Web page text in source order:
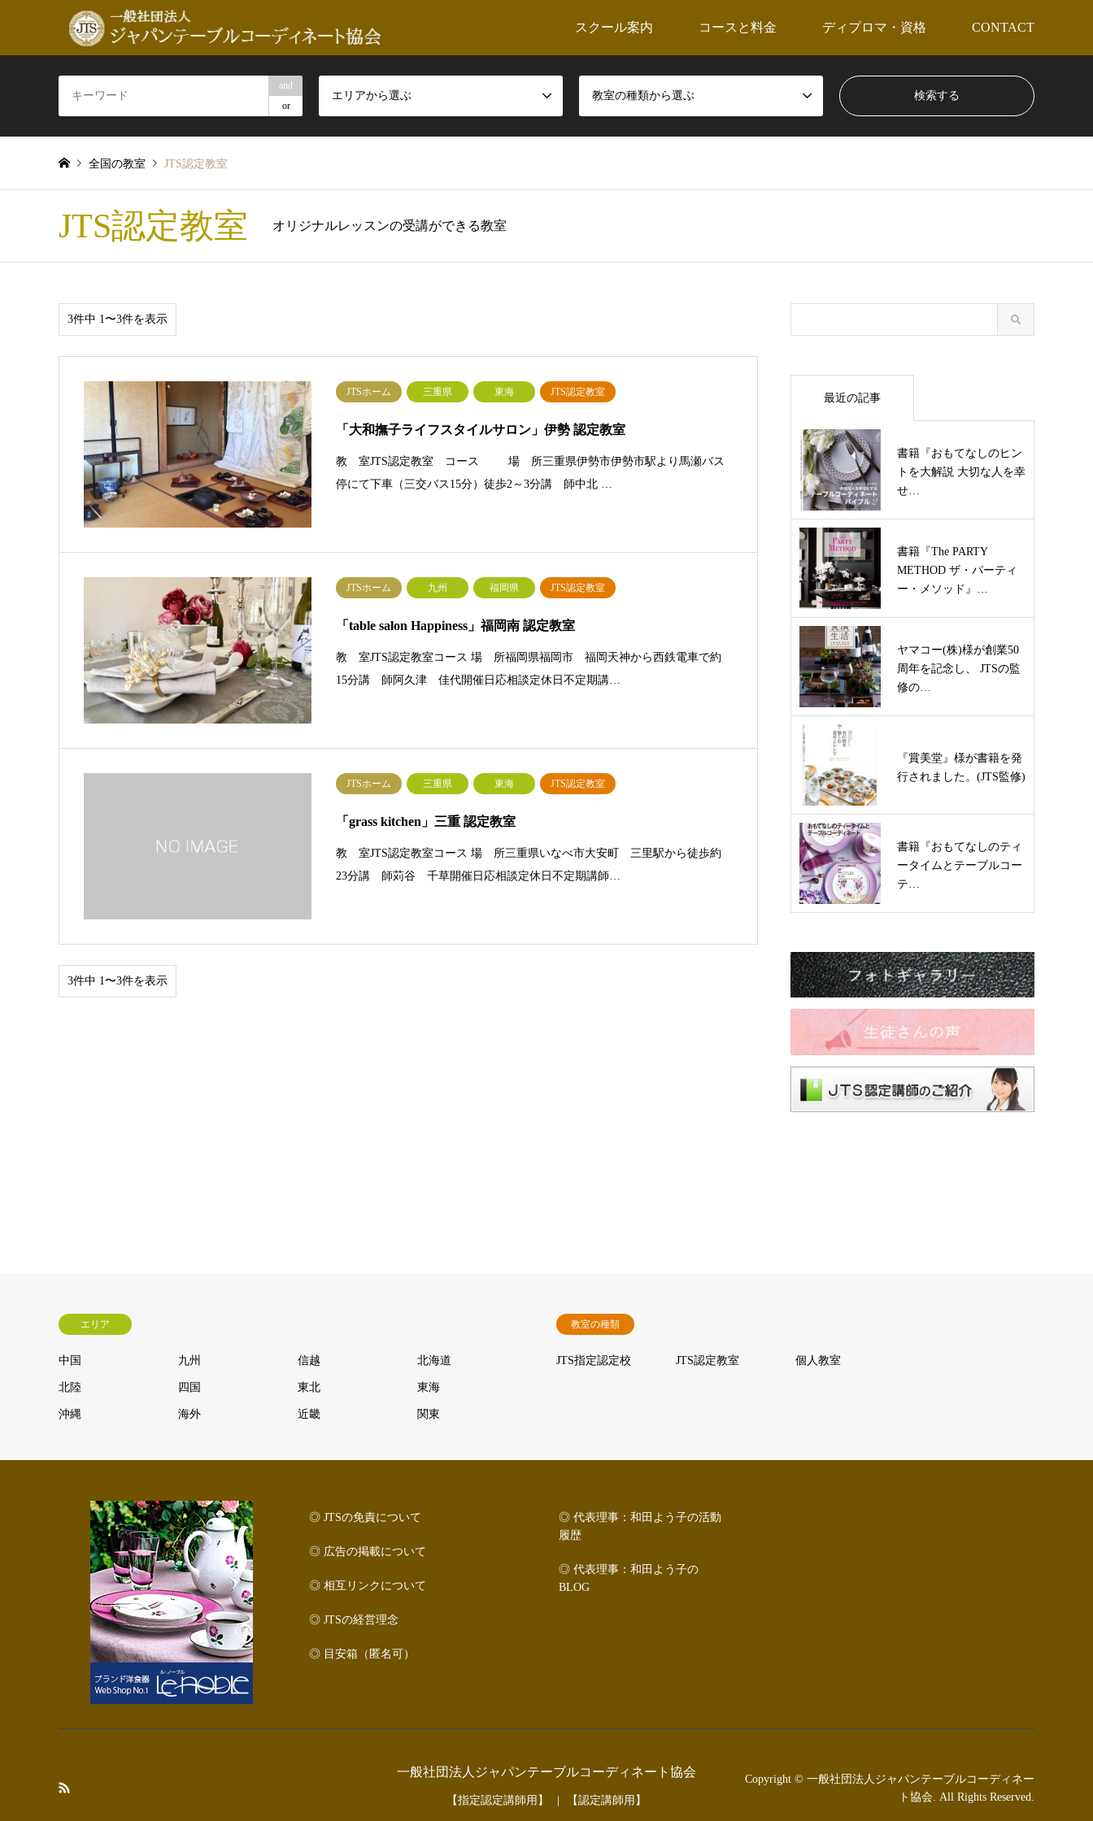
スクール案内 コースと料金 ディプロマ・資格 CONTACT
and
or
エリアから選ぶ 教室の種類から選ぶ
全国の教室 JTS認定教室
JTS認定教室 オリジナルレッスンの受講ができる教室
3件中 1〜3件を表示
JTSホーム 三重県 東海 JTS認定教室
「大和撫子ライフスタイルサロン」伊勢 認定教室
教 室JTS認定教室 コース 場 所三重県伊勢市伊勢市駅より馬瀬バス
停にて下車（三交バス15分）徒歩2～3分講 師中北 …
JTSホーム 九州 福岡県 JTS認定教室
「table salon Happiness」福岡南 認定教室
教 室JTS認定教室コース 場 所福岡県福岡市 福岡天神から西鉄電車で約
15分講 師阿久津 佳代開催日応相談定休日不定期講…
JTSホーム 三重県 東海 JTS認定教室
「grass kitchen」三重 認定教室
教 室JTS認定教室コース 場 所三重県いなべ市大安町 三里駅から徒歩約
23分講 師苅谷 千草開催日応相談定休日不定期講師…
3件中 1〜3件を表示
最近の記事
書籍『おもてなしのヒン
トを大解説 大切な人を幸
せ…
書籍『The PARTY
METHOD ザ・パーティ
ー・メソッド』…
ヤマコー(株)様が創業50
周年を記念し、 JTSの監
修の…
『賞美堂』様が書籍を発
行されました。(JTS監修)
書籍『おもてなしのティ
ータイムとテーブルコー
テ…
エリア
中国 九州 信越 北海道
北陸 四国 東北 東海
沖縄 海外 近畿 関東
教室の種類
JTS指定認定校 JTS認定教室 個人教室
◎ JTSの免責について
◎ 広告の掲載について
◎ 相互リンクについて
◎ JTSの経営理念
◎ 目安箱（匿名可）
◎ 代表理事：和田よう子の活動
履歴
◎ 代表理事：和田よう子の
BLOG
一般社団法人ジャパンテーブルコーディネート協会
【指定認定講師用】 【認定講師用】
Copyright © 一般社団法人ジャパンテーブルコーディネー
ト協会 . All Rights Reserved.